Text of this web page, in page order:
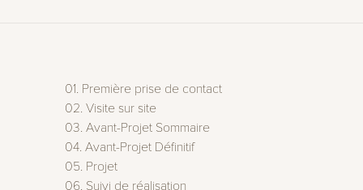
01. Première prise de contact
02. Visite sur site
03. Avant-Projet Sommaire
04. Avant-Projet Définitif
05. Projet
06. Suivi de réalisation